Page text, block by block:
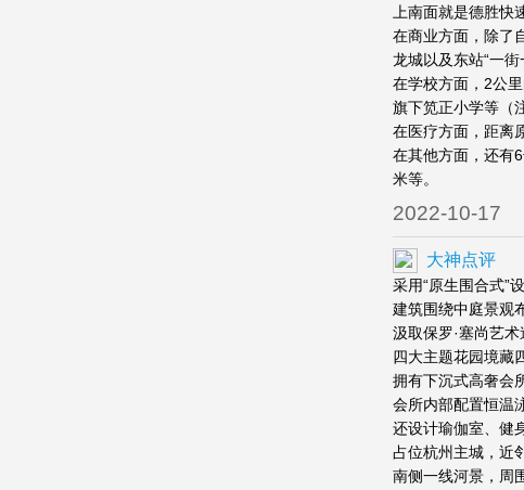
上南面就是德胜快
在商业方面，除了
龙城以及东站“一
在学校方面，2公
旗下笕正小学等（
在医疗方面，距离
在其他方面，还有
米等。
2022-10-17
大神点评
采用“原生围合式”
建筑围绕中庭景观
汲取保罗·塞尚艺
四大主题花园境藏
拥有下沉式高奢会
会所内部配置恒温
还设计瑜伽室、健
占位杭州主城，近
南侧一线河景，周